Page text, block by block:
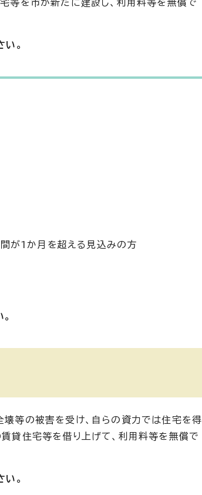
等を市が新たに建設し、利用料等を無償で
。
が1か月を超える見込みの方
等の被害を受け、自らの資力では住宅を得
貸住宅等を借り上げて、利用料等を無償で
。